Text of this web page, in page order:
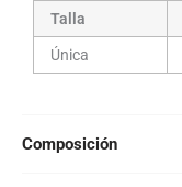
Talla
Única
Composición